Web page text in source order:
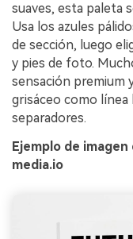
suaves, esta paleta
Usa los azules
de sección, luego
y pies de foto.
sensación premium
grisáceo como
separadores.
Ejemplo de
media.io